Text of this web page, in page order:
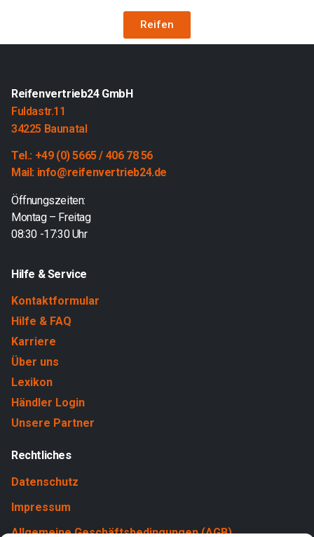
Reifen
Reifenvertrieb24 GmbH
Fuldastr.11
34225 Baunatal
Tel.: +49 (0) 5665 / 406 78 56
Mail: info@reifenvertrieb24.de
Öffnungszeiten:
Montag – Freitag
08:30 -17:30 Uhr
Hilfe & Service
Kontaktformular
Hilfe & FAQ
Karriere
Über uns
Lexikon
Händler Login
Unsere Partner
Rechtliches
Datenschutz
Impressum
Allgemeine Geschäftsbedingungen (AGB)